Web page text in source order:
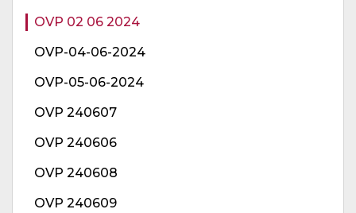
OVP 02 06 2024
OVP-04-06-2024
OVP-05-06-2024
OVP 240607
OVP 240606
OVP 240608
OVP 240609